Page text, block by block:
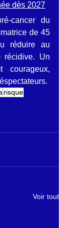
dès 2027
cancer du
de 45
réduire au
récidive. Un
courageux,
risque
Voir tout